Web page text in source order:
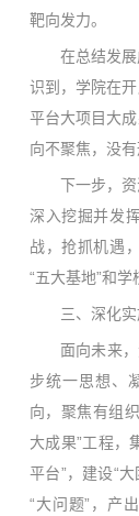
靶向发力。
在总结发
识到，学院在
平台大项目大
向不聚焦，没
下一步，
深入挖掘并发
战，抢抓机遇
“五大基地”和学
三、深化
面向未来
步统一思想、
向，聚焦有组
大成果”工程，
平台”，建设“
“大问题”，产